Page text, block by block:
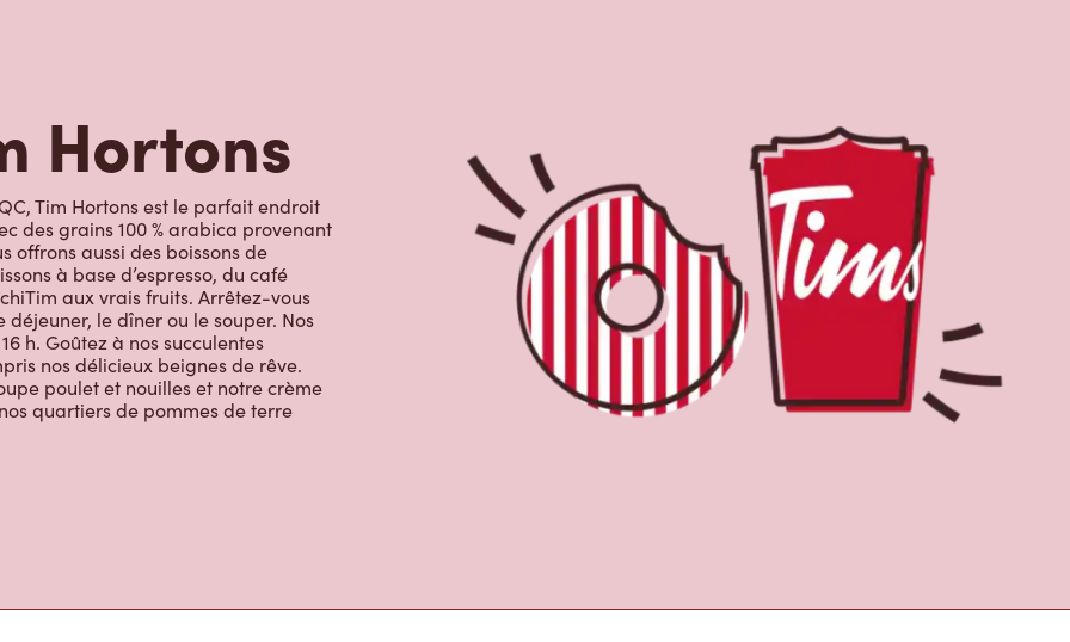
Tim Hortons est le parfait endroit
des grains 100 % arabica provenant
à base d’espresso, du café
aux vrais fruits. Arrêtez-vous
le dîner ou le souper. Nos
h. Goûtez à nos succulentes
nos délicieux beignes de rêve.
poulet et nouilles et notre crème
quartiers de pommes de terre